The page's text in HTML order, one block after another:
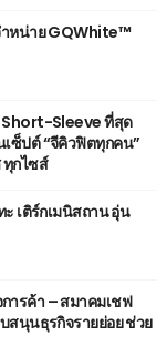
หน่าย GQWhite™
Sleeve ที่สุด
ซ็ปต์ “จีคิวฟิตทุกคน”
ทุกไซส์
เติร์กเมนิสถาน อุ่น
ารค้า – สมาคมเชฟ
สนุนธุรกิจรายย่อย ช่วย